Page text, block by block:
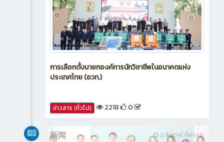
การเลือกตั้งนายกองค์การนักวิชาชีพในอนาคตแห่ง
ประเทศไทย (อวท.)
ข่าวสาร (ทั่วไป) 2218 0
2 สัปดาห์ ที่ผ่านมา
新闻